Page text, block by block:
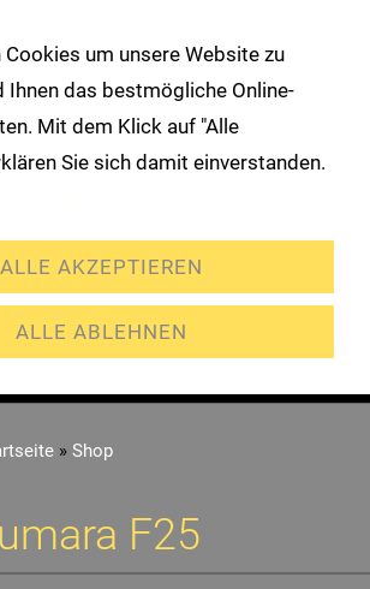
» Shop
F25
Cookies um unsere Website zu
Ihnen das bestmögliche Online-
Mit dem Klick auf "Alle
Sie sich damit einverstanden.
ALLE AKZEPTIEREN
ALLE ABLEHNEN